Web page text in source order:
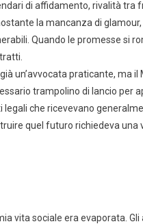
di affidamento, rivalità tra
la mancanza di
Quando le promesse si
un’avvocata praticante, ma
trampolino di lancio per
legali che ricevevano
quel futuro richiedeva una
vita sociale era evaporata.